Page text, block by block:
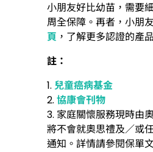
小朋友好比幼苗，需要
周全保障。再者，小朋
頁 ，了解更多認證的產
註：
1. 兒童癌病基金
2. 協康會刊物
3. 家庭關懷服務現時由
將不會就奧思禮及／或
通知。詳情請參閱保單